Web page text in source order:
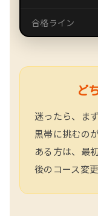
合格ライン
ど
迷ったら、ま
黒帯に挑むの
ある方は、最
後のコース変